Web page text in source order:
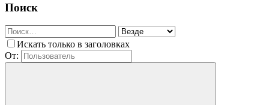
Поиск
Искать только в заголовках
От: